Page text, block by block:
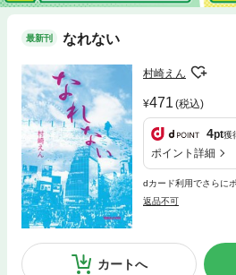
最新刊 なれない
村崎えん
471 (税込)
4pt獲
ポイント詳細
dカード利用でさらに
返品不可
カートへ